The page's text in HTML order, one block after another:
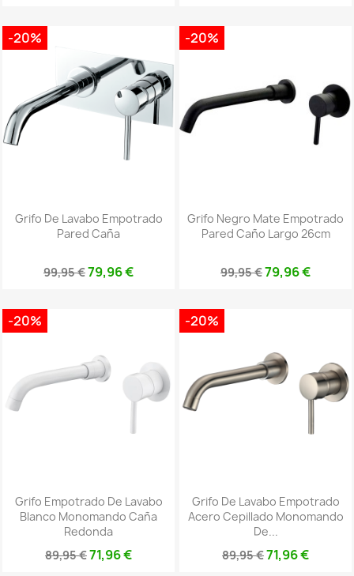
Grifo De Lavabo Empotrado
Pared Caña
99,95 €79,96 €
-20%
Grifo Negro Mate Empotrado
Pared Caño Largo 26cm
99,95 €79,96 €
-20%
Grifo Empotrado De Lavabo
Blanco Monomando Caña
Redonda
89,95 €71,96 €
-20%
Grifo De Lavabo Empotrado
Acero Cepillado Monomando
De...
89,95 €71,96 €
-20%